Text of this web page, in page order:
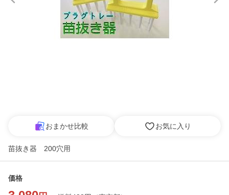
おまかせ比較 お気に入り
苗抜き器 200穴用
価格